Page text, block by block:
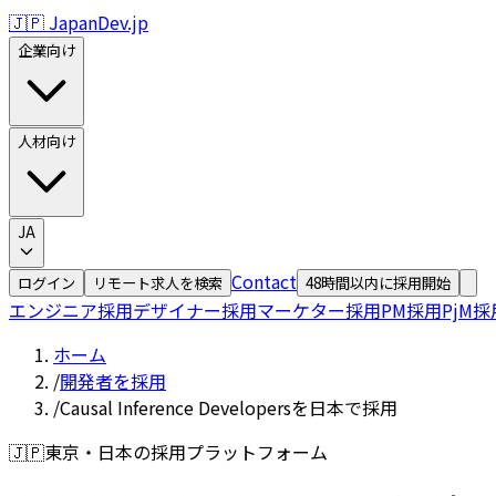
🇯🇵 JapanDev.jp
企業向け
人材向け
JA
ログイン リモート求人を検索 Contact 48時間以内に採用開始
エンジニア採用デザイナー採用マーケター採用PM採用PjM採
ホーム
/開発者を採用
/Causal Inference Developersを日本で採用
🇯🇵東京・日本の採用プラットフォーム